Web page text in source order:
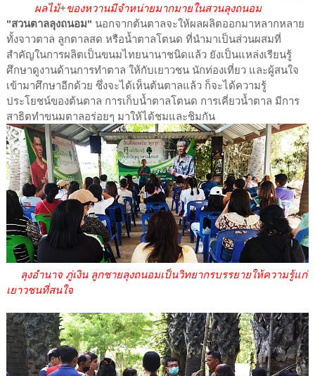
ผลไม้+ของหวานมีจำหน่ายมากมายในสวนลุงถนอม
"สวนตาลลุงถนอม" นอกจากต้นตาลจะให้ผลผลิตออกมาหลากหลาย
ทั้งจาวตาล ลูกตาลสด หรือน้ำตาลโตนด ที่นำมาเป็นส่วนผสมที่
สำคัญในการผลิตเป็นขนมไทยนานาชนิดแล้ว ยังเป็นแหล่งเรียนรู้
ศึกษาดูงานด้านการทำตาล ให้กับเยาวชน นักท่องเที่ยว และผู้สนใจ
เข้ามาศึกษาอีกด้วย ซึ่งจะได้เห็นต้นตาลแล้ว ก็จะได้ความรู้
ประโยชน์ของต้นตาล การเก็บน้ำตาลโตนด การเคี่ยวน้ำตาล มีการ
สาธิตทำขนมตาลอร่อยๆ มาให้ได้ชมและชิมกัน
ลุงอำนาจ ภู่เงิน ลูกชายลุงถนอมเป็นวิทยากรบรรยายให้ความรู้แก่
เยาวชนที่สนใจ